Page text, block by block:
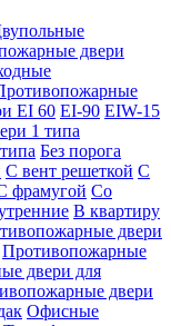
двери
EI 60 EI-90 EIW-15
1 типа
Без порога
С вент решеткой С
фрамугой Со
В квартиру
двери
Противопожарные
двери для
двери
Офисные